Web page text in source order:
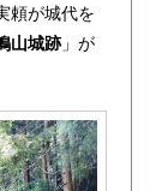
頼が城代を
山城跡」が